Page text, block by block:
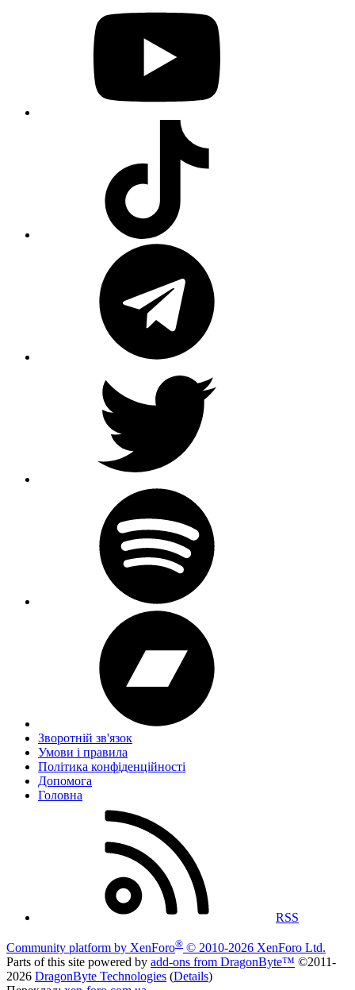
Зворотній зв'язок
Умови і правила
Політика конфіденційності
Дoпoмoга
Головна
RSS
Community platform by XenForo® © 2010-2026 XenForo Ltd.
Parts of this site powered by add-ons from DragonByte™ ©2011-
2026 DragonByte Technologies (Details)